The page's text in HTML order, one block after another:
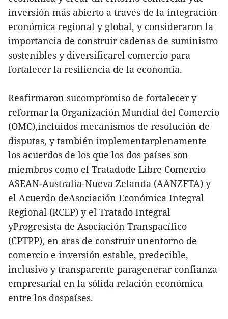
inversión más abierto a través de la integración
económica regional y global, y consideraron la
importancia de construir cadenas de suministro
sostenibles y diversificarel comercio para
fortalecer la resiliencia de la economía.
Reafirmaron sucompromiso de fortalecer y
reformar la Organización Mundial del Comercio
(OMC),incluidos mecanismos de resolución de
disputas, y también implementarplenamente
los acuerdos de los que los dos países son
miembros como el Tratadode Libre Comercio
ASEAN-Australia-Nueva Zelanda (AANZFTA) y
el Acuerdo deAsociación Económica Integral
Regional (RCEP) y el Tratado Integral
yProgresista de Asociación Transpacífico
(CPTPP), en aras de construir unentorno de
comercio e inversión estable, predecible,
inclusivo y transparente paragenerar confianza
empresarial en la sólida relación económica
entre los dospaíses.